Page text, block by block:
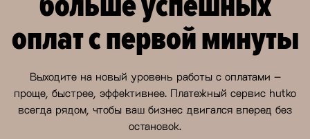
оплат с первой минуты
Выходите на новый уровень работы с оплатами –
проще, быстрее, эффективнее. Платежный сервис hutko
всегда рядом, чтобы ваш бизнес двигался вперед без
остановок.